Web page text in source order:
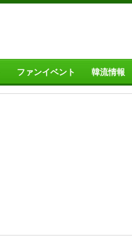
ファンイベント 韓流情報